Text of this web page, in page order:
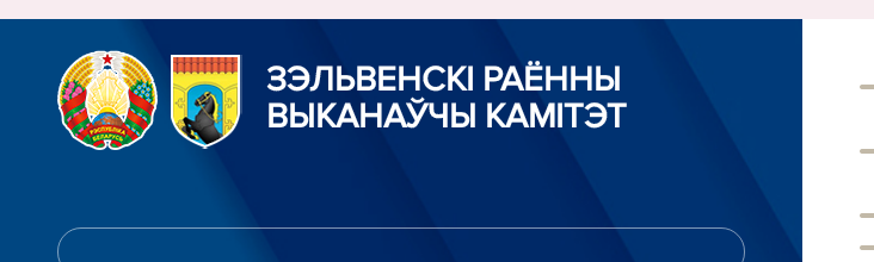
ЗЭЛЬВЕНСКІ РАЁННЫ
ВЫКАНАЎЧЫ КАМІТЭТ